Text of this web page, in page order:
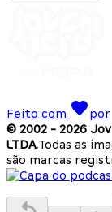
Feito com
por
© 2002 - 2026
LTDA.Todas as
são marcas